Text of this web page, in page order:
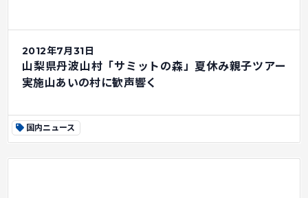
2012年7月31日
山梨県丹波山村「サミットの森」夏休み親子ツアー
実施山あいの村に歓声響く
国内ニュース